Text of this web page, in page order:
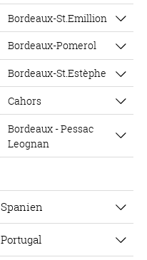
Bordeaux-St.Emillion
Bordeaux-Pomerol
Bordeaux-St.Estèphe
Cahors
Bordeaux - Pessac
Leognan
Spanien
Portugal